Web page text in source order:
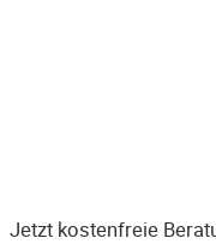
Jetzt kostenfreie